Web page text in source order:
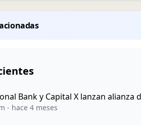
Bank y Capital X lanzan
- hace 4 meses